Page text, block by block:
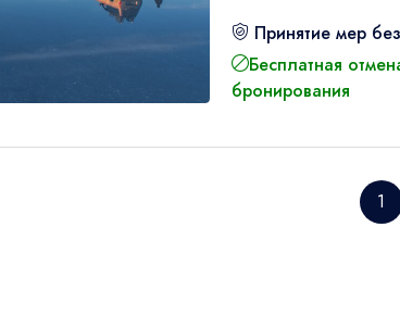
Принятие мер
Бесплатная
бронирования
1